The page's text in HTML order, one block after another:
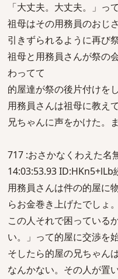
「大丈夫。大丈夫。」っ
祖母はその用務員のおじ
引きずられるように再び
祖母と用務員さんが祭の
わってて
的屋達が祭の後片付けを
用務員さんは祖母に教え
兄ちゃんに声をかけた。
717 :おさかなくわえた名
14:03:53.93 ID:HKn5+lLb
用務員さんは件の的屋に
らお金巻き上げたでしょ。
この人それで困っている
い。」って的屋に交渉を始
そしたら的屋の兄ちゃん
なんかない。その人が置